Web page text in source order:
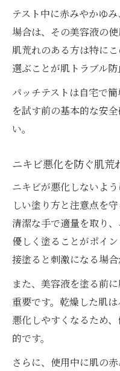
テスト中に赤みやかゆ
場合は、その美容液の
肌荒れのある方は特に
選ぶことが肌トラブル防
パッチテストは自宅で
を試す前の基本的な安
い。
ニキビ悪化を防ぐ肌荒
ニキビが悪化しないよ
しい塗り方と注意点を
清潔な手で適量を取り
優しく塗ることがポイ
接塗ると刺激になる場合
また、美容液を塗る前
重要です。乾燥した肌
悪化しやすくなるため
的です。
さらに、使用中に肌の